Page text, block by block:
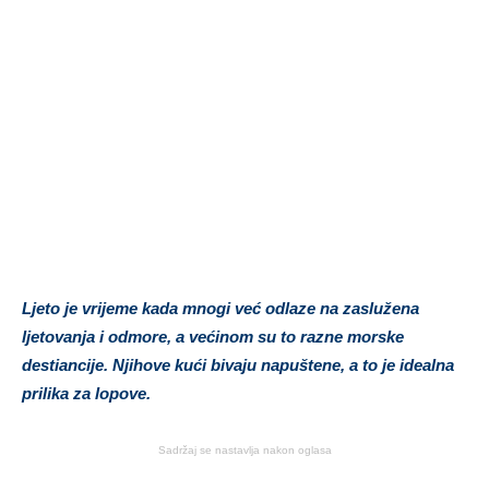
Ljeto je vrijeme kada mnogi već odlaze na zaslužena
ljetovanja i odmore, a većinom su to razne morske
destiancije. Njihove kući bivaju napuštene, a to je idealna
prilika za lopove.
Sadržaj se nastavlja nakon oglasa